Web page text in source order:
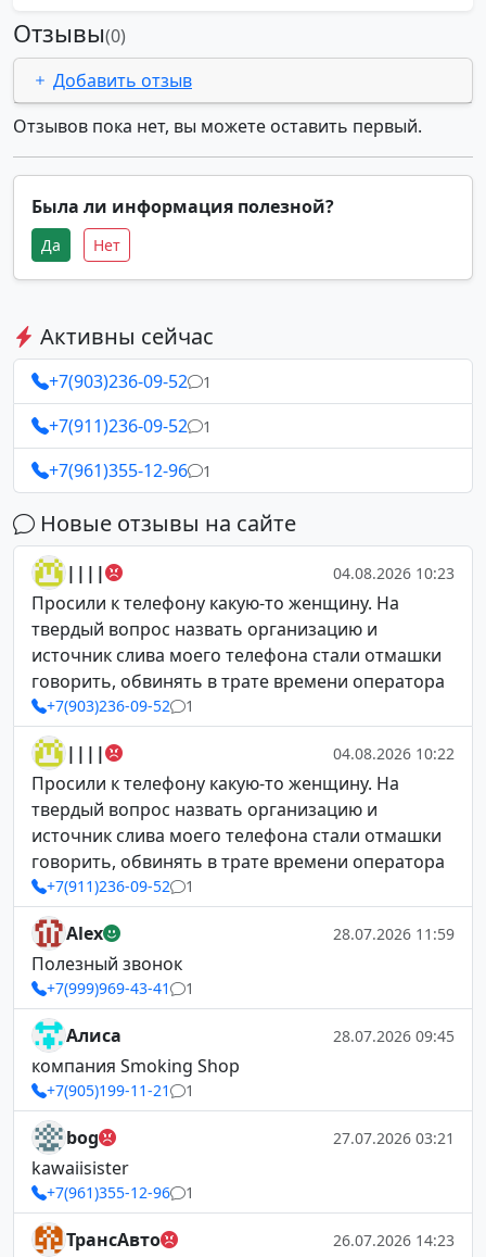
Отзывы(0)
Добавить отзыв
Отзывов пока нет, вы можете оставить первый.
Была ли информация полезной?
Да Нет
Активны сейчас
+7(903)236-09-52 1
+7(911)236-09-52 1
+7(961)355-12-96 1
Новые отзывы на сайте
|||| 04.08.2026 10:23
Просили к телефону какую-то женщину. На
твердый вопрос назвать организацию и
источник слива моего телефона стали отмашки
говорить, обвинять в трате времени оператора
+7(903)236-09-52 1
|||| 04.08.2026 10:22
Просили к телефону какую-то женщину. На
твердый вопрос назвать организацию и
источник слива моего телефона стали отмашки
говорить, обвинять в трате времени оператора
+7(911)236-09-52 1
Alex 28.07.2026 11:59
Полезный звонок
+7(999)969-43-41 1
Алиса 28.07.2026 09:45
компания Smoking Shop
+7(905)199-11-21 1
bog 27.07.2026 03:21
kawaiisister
+7(961)355-12-96 1
ТрансАвто 26.07.2026 14:23